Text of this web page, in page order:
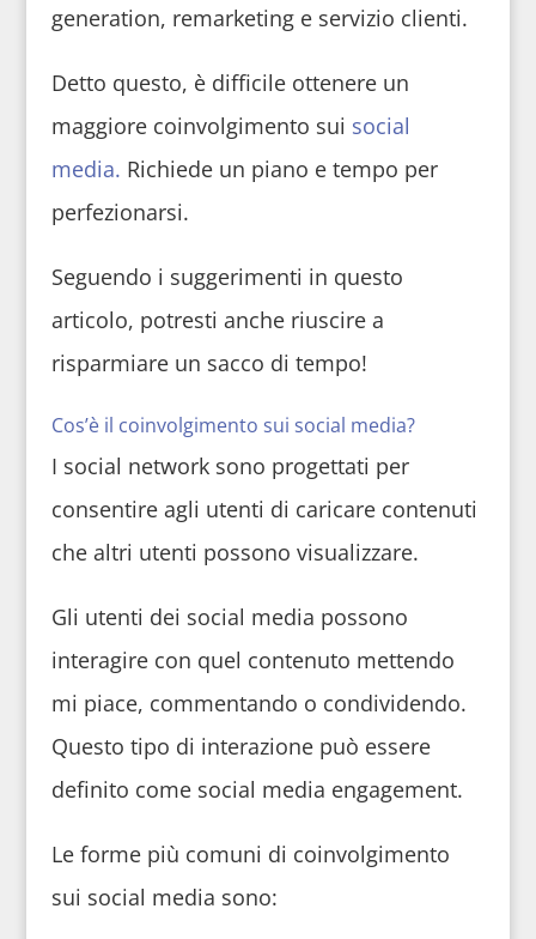
generation, remarketing e servizio clienti.
Detto questo, è difficile ottenere un
maggiore coinvolgimento sui social
media. Richiede un piano e tempo per
perfezionarsi.
Seguendo i suggerimenti in questo
articolo, potresti anche riuscire a
risparmiare un sacco di tempo!
Cos’è il coinvolgimento sui social media?
I social network sono progettati per
consentire agli utenti di caricare contenuti
che altri utenti possono visualizzare.
Gli utenti dei social media possono
interagire con quel contenuto mettendo
mi piace, commentando o condividendo.
Questo tipo di interazione può essere
definito come social media engagement.
Le forme più comuni di coinvolgimento
sui social media sono: